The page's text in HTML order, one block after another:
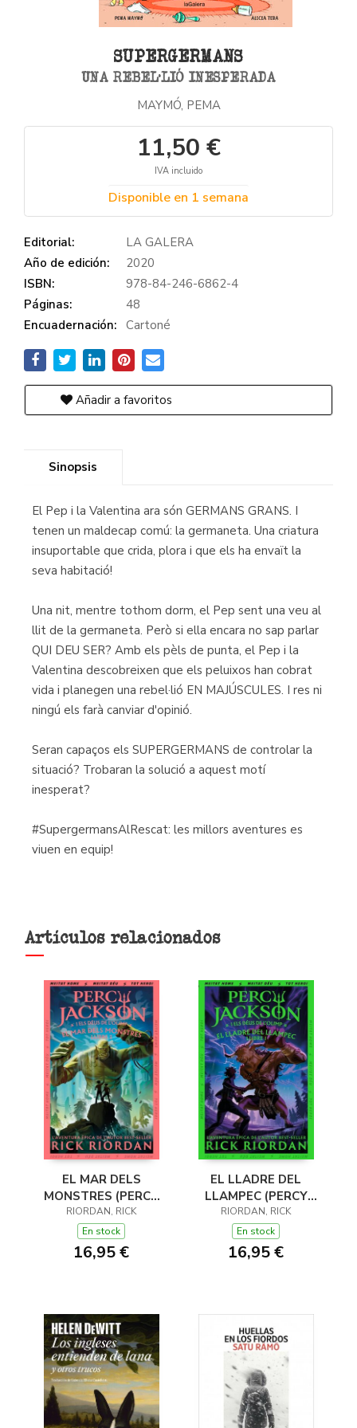
SUPERGERMANS
UNA REBEL·LIÓ INESPERADA
MAYMÓ, PEMA
11,50 €
IVA incluido
Disponible en 1 semana
Editorial:
LA GALERA
Año de edición:
2020
ISBN:
978-84-246-6862-4
Páginas:
48
Encuadernación: Cartoné
Añadir a favoritos
Sinopsis
El Pep i la Valentina ara són GERMANS GRANS. I
tenen un maldecap comú: la germaneta. Una criatura
insuportable que crida, plora i que els ha envaït la
seva habitació!
Una nit, mentre tothom dorm, el Pep sent una veu al
llit de la germaneta. Però si ella encara no sap parlar
QUI DEU SER? Amb els pèls de punta, el Pep i la
Valentina descobreixen que els peluixos han cobrat
vida i planegen una rebel·lió EN MAJÚSCULES. I res ni
ningú els farà canviar d'opinió.
Seran capaços els SUPERGERMANS de controlar la
situació? Trobaran la solució a aquest motí
inesperat?
#SupergermansAlRescat: les millors aventures es
viuen en equip!
Artículos relacionados
EL MAR DELS
MONSTRES (PERCY
JACKSON I ELS DÉUS
DE L'OLIMP 2)
RIORDAN, RICK
En stock
16,95 €
EL LLADRE DEL
LLAMPEC (PERCY
JACKSON I ELS DÉUS
DE L'OLIMP 1)
RIORDAN, RICK
En stock
16,95 €